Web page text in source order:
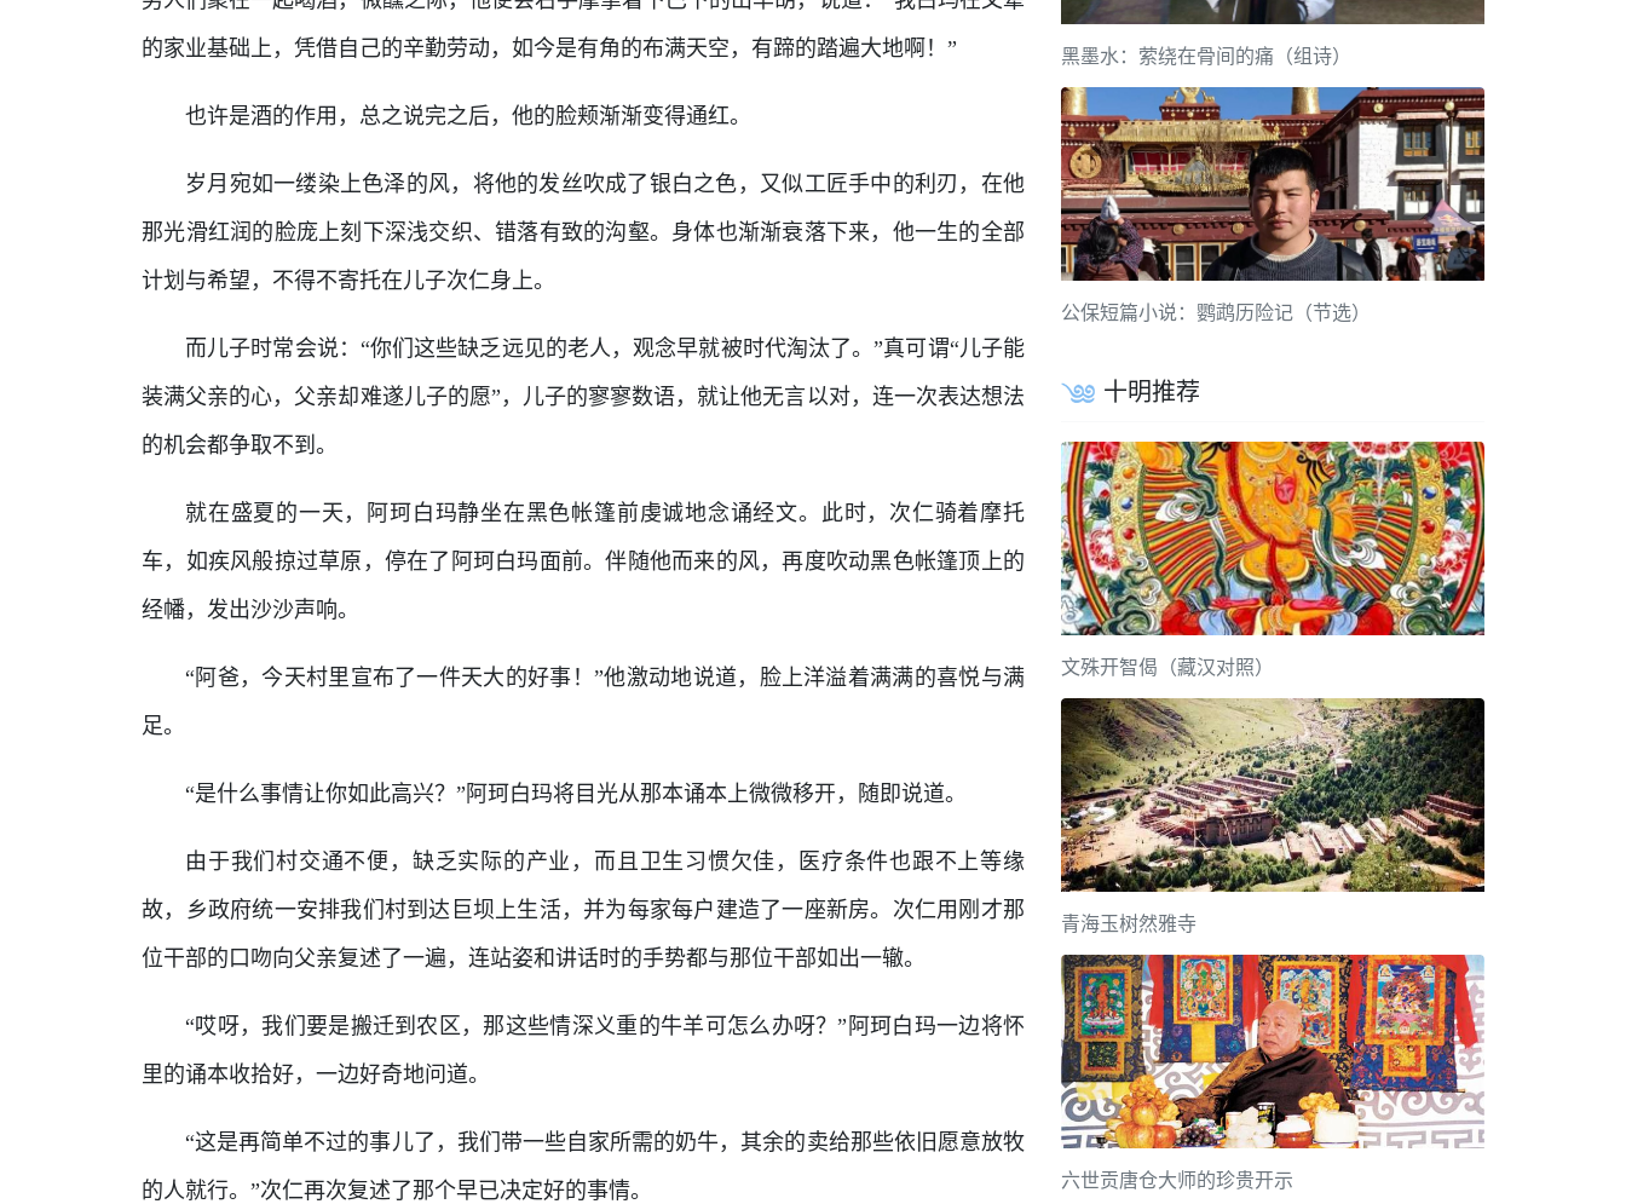
的家业基础上，凭借自己的辛勤劳动，如今是有角的布满天空，有蹄的踏遍大地啊！”
也许是酒的作用，总之说完之后，他的脸颊渐渐变得通红。
岁月宛如一缕染上色泽的风，将他的发丝吹成了银白之色，又似工匠手中的利刃，在他
那光滑红润的脸庞上刻下深浅交织、错落有致的沟壑。身体也渐渐衰落下来，他一生的全部
计划与希望，不得不寄托在儿子次仁身上。
而儿子时常会说：“你们这些缺乏远见的老人，观念早就被时代淘汰了。”真可谓“儿子能
装满父亲的心，父亲却难遂儿子的愿”，儿子的寥寥数语，就让他无言以对，连一次表达想法
的机会都争取不到。
就在盛夏的一天，阿珂白玛静坐在黑色帐篷前虔诚地念诵经文。此时，次仁骑着摩托
车，如疾风般掠过草原，停在了阿珂白玛面前。伴随他而来的风，再度吹动黑色帐篷顶上的
经幡，发出沙沙声响。
“阿爸，今天村里宣布了一件天大的好事！”他激动地说道，脸上洋溢着满满的喜悦与满
足。
“是什么事情让你如此高兴？”阿珂白玛将目光从那本诵本上微微移开，随即说道。
由于我们村交通不便，缺乏实际的产业，而且卫生习惯欠佳，医疗条件也跟不上等缘
故，乡政府统一安排我们村到达巨坝上生活，并为每家每户建造了一座新房。次仁用刚才那
位干部的口吻向父亲复述了一遍，连站姿和讲话时的手势都与那位干部如出一辙。
“哎呀，我们要是搬迁到农区，那这些情深义重的牛羊可怎么办呀？”阿珂白玛一边将怀
里的诵本收拾好，一边好奇地问道。
“这是再简单不过的事儿了，我们带一些自家所需的奶牛，其余的卖给那些依旧愿意放牧
的人就行。”次仁再次复述了那个早已决定好的事情。
黑墨水：萦绕在骨间的痛（组诗）
公保短篇小说：鹦鹉历险记（节选）
十明推荐
文殊开智偈（藏汉对照）
青海玉树然雅寺
六世贡唐仓大师的珍贵开示